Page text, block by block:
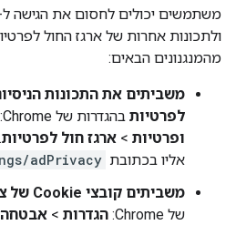
ולתכונות אחרות של ארגז החול
מהמנגנונים הבאים:
משביתים את התכונות
לפרטיות בהגדרות של Chrome:
ופרטיות > ארגז חול לפרטיות
אליו בכתובת adPrivacy
משביתים קובצי Cookie של צד שלישי
של Chrome:
הגדרות > אבטחה